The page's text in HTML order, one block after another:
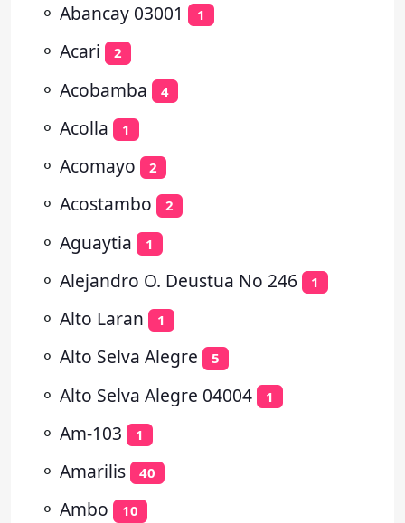
⚬ Abancay 03001 1
⚬ Acari 2
⚬ Acobamba 4
⚬ Acolla 1
⚬ Acomayo 2
⚬ Acostambo 2
⚬ Aguaytia 1
⚬ Alejandro O. Deustua No 246 1
⚬ Alto Laran 1
⚬ Alto Selva Alegre 5
⚬ Alto Selva Alegre 04004 1
⚬ Am-103 1
⚬ Amarilis 40
⚬ Ambo 10